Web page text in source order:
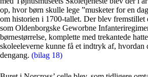
op, hvor børn skulle lege ”musketer for en
om historien i 1700-tallet. Der blev fremstillet
som Oldenborgske Geworbne
børnestørrelse, komplette med trekantede
skoleeleverne kunne få et indtryk af, hvordan
dengang. (bilag 18)